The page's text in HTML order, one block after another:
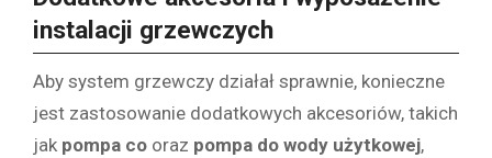
instalacji grzewczych
Aby system grzewczy działał sprawnie, konieczne
jest zastosowanie dodatkowych akcesoriów, takich
jak pompa co oraz pompa do wody użytkowej,